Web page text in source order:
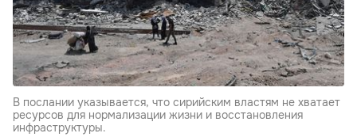
В послании указывается, что сирийским властям не хватает
ресурсов для нормализации жизни и восстановления
инфраструктуры.